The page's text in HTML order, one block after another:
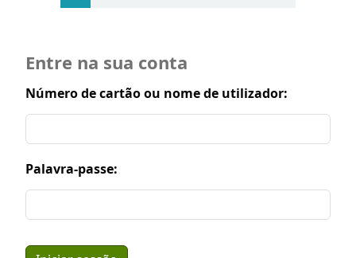
Entre na sua conta
Número de cartão ou nome de utilizador:
Palavra-passe: